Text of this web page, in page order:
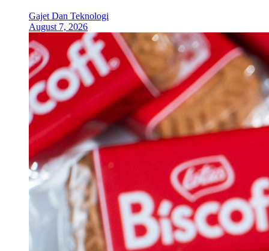
Gajet Dan Teknologi
August 7, 2026